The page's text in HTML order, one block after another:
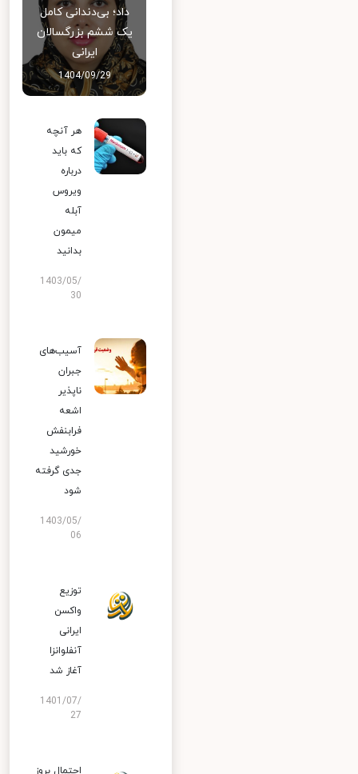
داد؛ بی‌دندانی کامل
یک ششم بزرگسالان
ایرانی
1404/09/29
هر آنچه
که باید
درباره
ویروس
آبله
میمون
بدانید
1403/05/
30
آسیب‌های
جبران
ناپذیر
اشعه
فرابنفش
خورشید
جدی گرفته
شود
1403/05/
06
توزیع
واکسن
ایرانی
آنفلوانزا
آغاز شد
1401/07/
27
احتمال بروز